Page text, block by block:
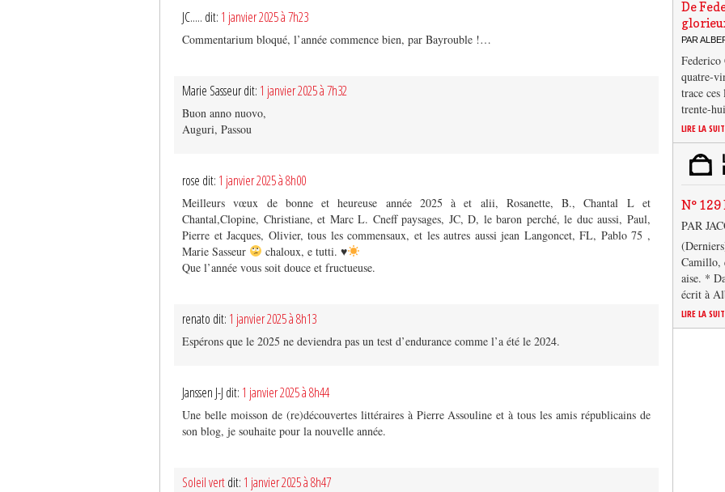
JC..... dit: 1 janvier 2025 à 7h23
Commentarium bloqué, l’année commence bien, par Bayrouble !…
Marie Sasseur dit: 1 janvier 2025 à 7h32
Buon anno nuovo,
Auguri, Passou
rose dit: 1 janvier 2025 à 8h00
Meilleurs vœux de bonne et heureuse année 2025 à et alii, Rosanette, B., Chantal L et
Chantal,Clopine, Christiane, et Marc L. Cneff paysages, JC, D, le baron perché, le duc aussi, Paul,
Pierre et Jacques, Olivier, tous les commensaux, et les autres aussi jean Langoncet, FL, Pablo 75 ,
Marie Sasseur
chaloux, e tutti. ♥️
Que l’année vous soit douce et fructueuse.
renato dit: 1 janvier 2025 à 8h13
Espérons que le 2025 ne deviendra pas un test d’endurance comme l’a été le 2024.
Janssen J-J dit: 1 janvier 2025 à 8h44
Une belle moisson de (re)découvertes littéraires à Pierre Assouline et à tous les amis républicains de
son blog, je souhaite pour la nouvelle année.
Soleil vertdit: 1 janvier 2025 à 8h47
De
PAR
quatre-
trace
trente-
LIRE LA
N°
PAR
Camillo,
aise. *
écrit à
LIRE LA